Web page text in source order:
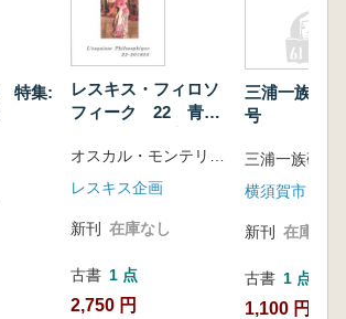
特集:
レスキス・フィロソ
フィーク 22 青銅
レスキス企画
新刊 在庫なし
古書 1 点
2,750 円
三浦一族研
号
三浦一族研究
横須賀市
新刊 在庫なし
古書 1 点
1,100 円